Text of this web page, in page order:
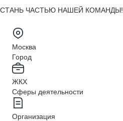
СТАНЬ ЧАСТЬЮ НАШЕЙ КОМАНДЫ!
Москва
Город
ЖКХ
Сферы деятельности
Организация